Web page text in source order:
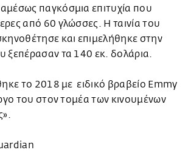
παγκόσμια επιτυχία που
από 60 γλώσσες. Η ταινία του
και επιμελήθηκε στην
τα 140 εκ. δολάρια.
το 2018 με ειδικό βραβείο Emmy
του στον τομέα των κινουμένων